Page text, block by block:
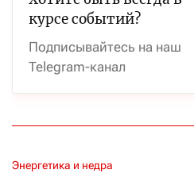
курсе событий?
Подписывайтесь на наш
Telegram-канал
Энергетика и недра